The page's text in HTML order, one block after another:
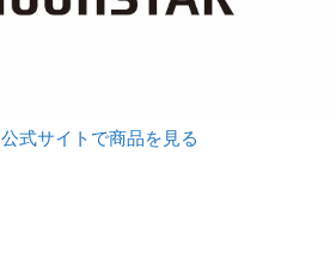
公式サイトで商品を見る